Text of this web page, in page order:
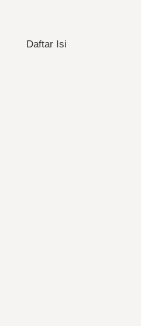
Daftar Isi